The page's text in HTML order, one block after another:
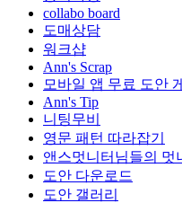
collabo board
도매상담
워크샵
Ann's Scrap
모바일 앱 무료 도안
Ann's Tip
니팅무비
영문 패턴 따라잡기
앤스멋니터님들의 멋
도안 다운로드
도안 갤러리